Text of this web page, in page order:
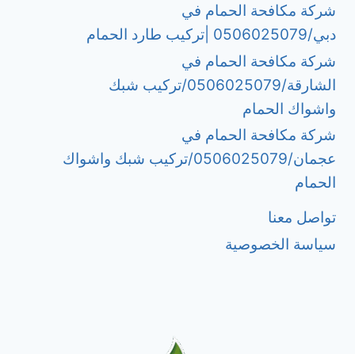
شركة مكافحة الحمام في
دبي/0506025079 |تركيب طارد الحمام
شركة مكافحة الحمام في
الشارقة/0506025079/تركيب شبك
واشواك الحمام
شركة مكافحة الحمام في
عجمان/0506025079/تركيب شبك واشواك
الحمام
تواصل معنا
سياسة الخصوصية